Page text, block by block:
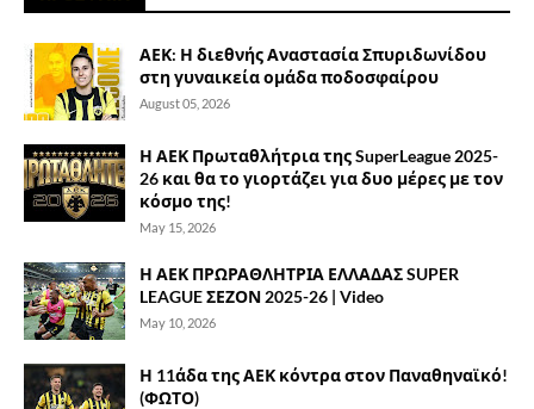
ΑΕΚ: Η διεθνής Αναστασία Σπυριδωνίδου
στη γυναικεία ομάδα ποδοσφαίρου
August 05, 2026
Η ΑΕΚ Πρωταθλήτρια της SuperLeague 2025-
26 και θα το γιορτάζει για δυο μέρες με τον
κόσμο της!
May 15, 2026
Η ΑΕΚ ΠΡΩΡΑΘΛΗΤΡΙΑ ΕΛΛΑΔΑΣ SUPER
LEAGUE ΣΕΖΟΝ 2025-26 | Video
May 10, 2026
Η 11άδα της ΑΕΚ κόντρα στον Παναθηναϊκό!
(ΦΩΤΟ)